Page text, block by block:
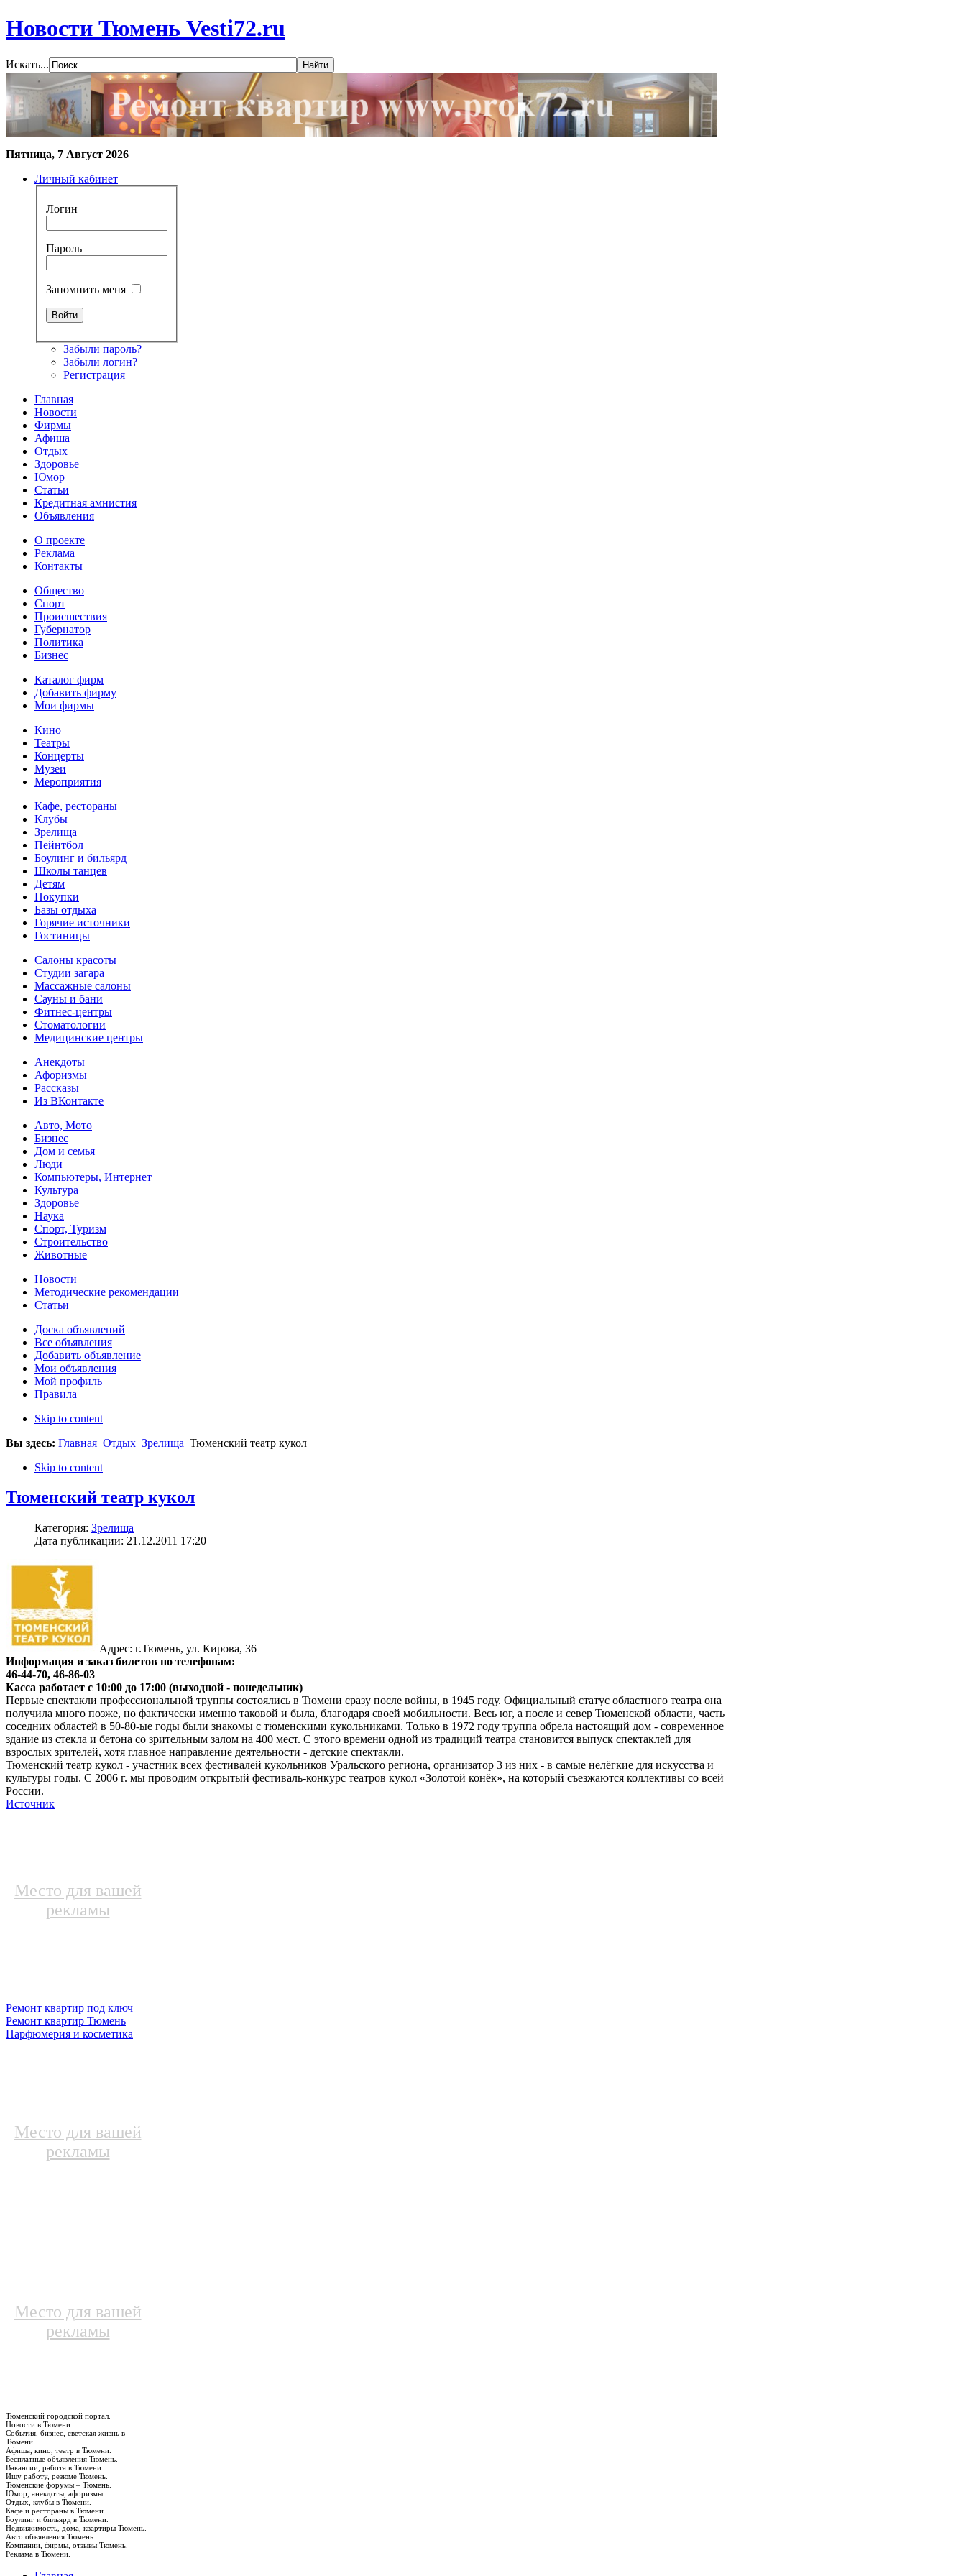
Новости Тюмень Vesti72.ru
Искать...
Пятница, 7 Август 2026
Личный кабинет
Логин
Пароль
Запомнить меня
Забыли пароль?
Забыли логин?
Регистрация
Главная
Новости
Фирмы
Афиша
Отдых
Здоровье
Юмор
Статьи
Кредитная амнистия
Объявления
О проекте
Реклама
Контакты
Общество
Спорт
Происшествия
Губернатор
Политика
Бизнес
Каталог фирм
Добавить фирму
Мои фирмы
Кино
Театры
Концерты
Музеи
Мероприятия
Кафе, рестораны
Клубы
Зрелища
Пейнтбол
Боулинг и бильярд
Школы танцев
Детям
Покупки
Базы отдыха
Горячие источники
Гостиницы
Салоны красоты
Студии загара
Массажные салоны
Сауны и бани
Фитнес-центры
Стоматологии
Медицинские центры
Анекдоты
Афоризмы
Рассказы
Из ВКонтакте
Авто, Мото
Бизнес
Дом и семья
Люди
Компьютеры, Интернет
Культура
Здоровье
Наука
Спорт, Туризм
Строительство
Животные
Новости
Методические рекомендации
Статьи
Доска объявлений
Все объявления
Добавить объявление
Мои объявления
Мой профиль
Правила
Skip to content
Вы здесь: Главная Отдых Зрелища Тюменский театр кукол
Skip to content
Тюменский театр кукол
Категория: Зрелища
Дата публикации: 21.12.2011 17:20
Адрес: г.Тюмень, ул. Кирова, 36
Информация и заказ билетов по телефонам:
46-44-70, 46-86-03
Касса работает с 10:00 до 17:00 (выходной - понедельник)
Первые спектакли профессиональной труппы состоялись в Тюмени сразу после войны, в 1945 году. Официальный статус областного театра она
получила много позже, но фактически именно таковой и была, благодаря своей мобильности. Весь юг, а после и север Тюменской области, часть
соседних областей в 50-80-ые годы были знакомы с тюменскими кукольниками. Только в 1972 году труппа обрела настоящий дом - современное
здание из стекла и бетона со зрительным залом на 400 мест. С этого времени одной из традиций театра становится выпуск спектаклей для
взрослых зрителей, хотя главное направление деятельности - детские спектакли.
Тюменский театр кукол - участник всех фестивалей кукольников Уральского региона, организатор 3 из них - в самые нелёгкие для искусства и
культуры годы. С 2006 г. мы проводим открытый фестиваль-конкурс театров кукол «Золотой конёк», на который съезжаются коллективы со всей
России.
Источник
Место для вашей
рекламы
Ремонт квартир под ключ
Ремонт квартир Тюмень
Парфюмерия и косметика
Место для вашей
рекламы
Место для вашей
рекламы
Тюменский городской портал.
Новости в Тюмени.
События, бизнес, светская жизнь в
Тюмени.
Афиша, кино, театр в Тюмени.
Бесплатные объявления Тюмень.
Вакансии, работа в Тюмени.
Ищу работу, резюме Тюмень.
Тюменские форумы – Тюмень.
Юмор, анекдоты, афоризмы.
Отдых, клубы в Тюмени.
Кафе и рестораны в Тюмени.
Боулинг и бильярд в Тюмени.
Недвижимость, дома, квартиры Тюмень.
Авто объявления Тюмень.
Компании, фирмы, отзывы Тюмень.
Реклама в Тюмени.